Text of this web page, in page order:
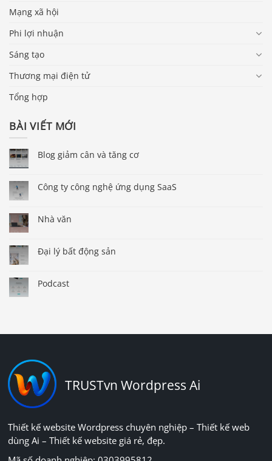
Mạng xã hội
Phi lợi nhuận
Sáng tạo
Thương mại điện tử
Tổng hợp
BÀI VIẾT MỚI
Blog giảm cân và tăng cơ
Công ty công nghệ ứng dụng SaaS
Nhà văn
Đại lý bất động sản
Podcast
TRUSTvn Wordpress Ai
Thiết kế website Wordpress chuyên nghiệp – Thiết kế web
dùng Ai – Thiết kế website giá rẻ, đẹp.